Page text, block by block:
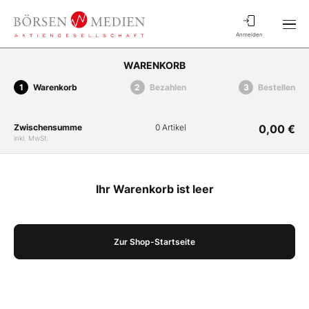
Anmelden
WARENKORB
Warenkorb Bezahlen Bestellen
Zwischensumme
inkl. MwSt.
0 Artikel 0,00 €
Ihr Warenkorb ist leer
Zur Shop-Startseite